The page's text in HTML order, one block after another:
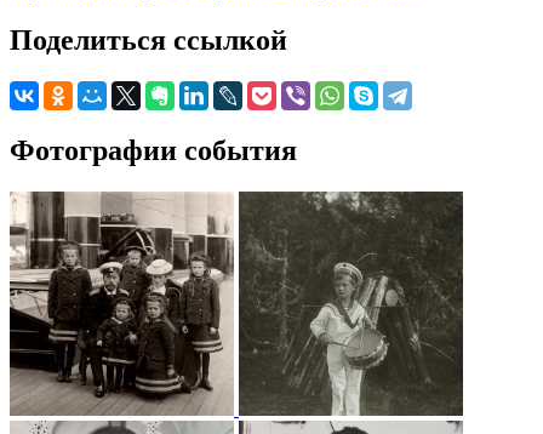
Поделиться ссылкой
Фотографии события